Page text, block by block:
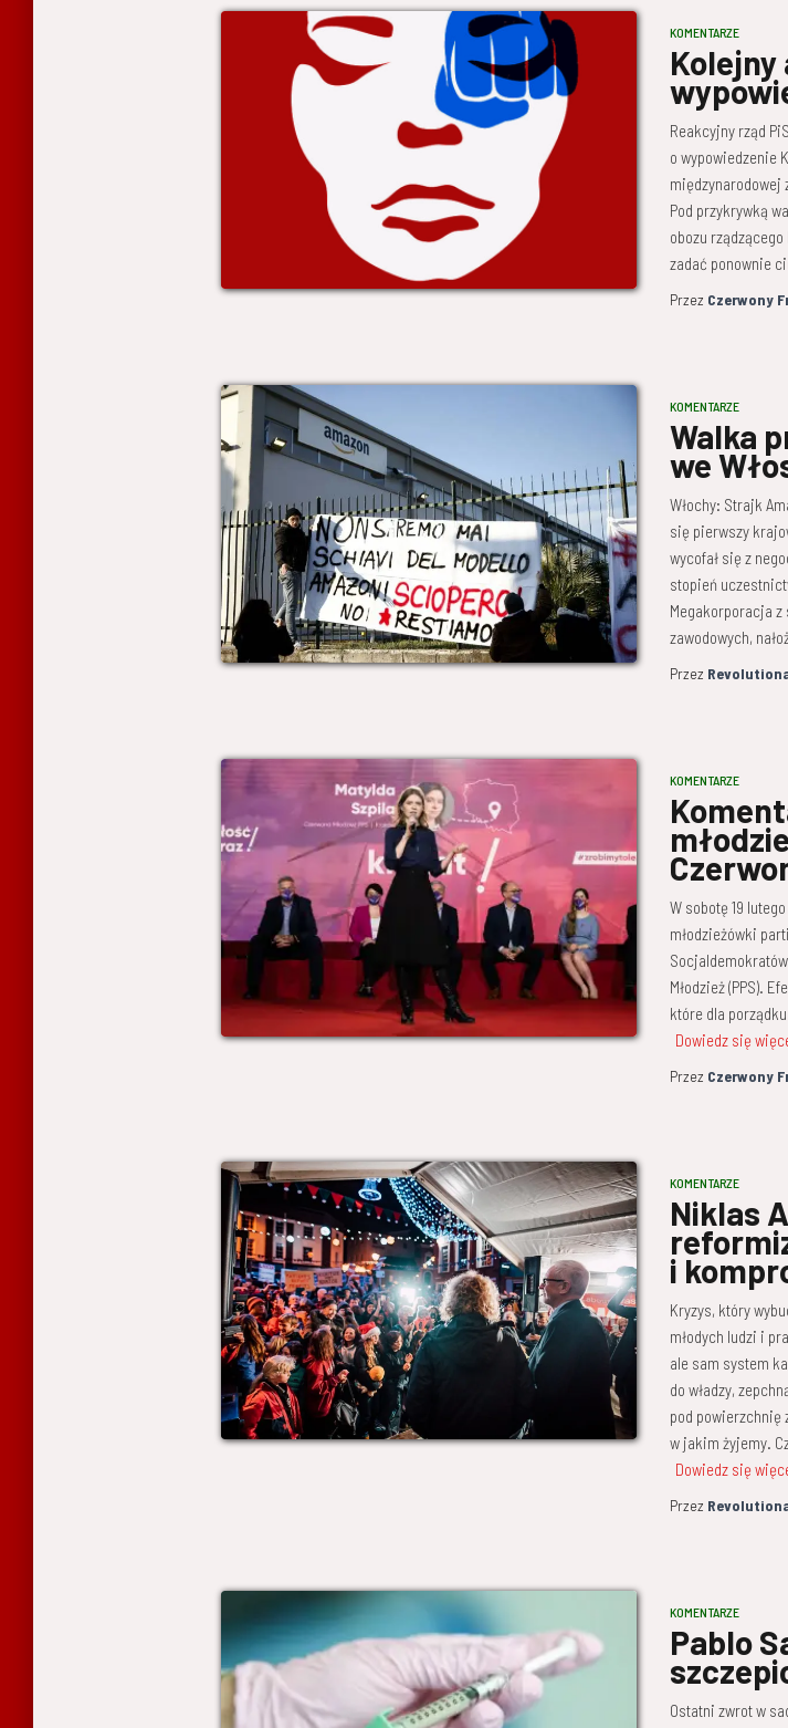
KOMENTARZE
Kolejny
Reakcyjny rząd
o wypowiedzenie
międzynarodowej
Pod przykrywką
obozu
zadać ponownie
Przez Czerwony
KOMENTARZE
Walka
we
Włochy: Strajk
się pierwszy
wycofał się z
stopień
Megakorporacja
zawodowych,
Przez
KOMENTARZE
W sobotę 19
młodzieżówki
Socjaldemokratów
Młodzież (PPS).
które dla
Dowiedz się
Przez Czerwony
KOMENTARZE
Niklas
i
Kryzys, który
młodych ludzi i
ale sam system
do władzy,
pod powierzchnię
w jakim żyjemy.
Dowiedz się
Przez
KOMENTARZE
Pablo
Ostatni zwrot w